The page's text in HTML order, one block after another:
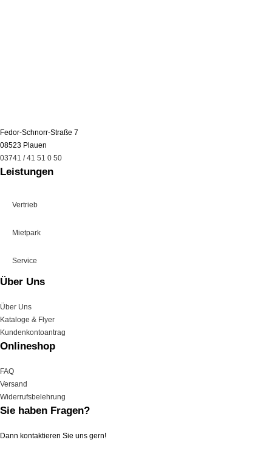
Fedor-Schnorr-Straße 7
08523 Plauen
03741 / 41 51 0 50
Leistungen
Vertrieb
Mietpark
Service
Über Uns
Über Uns
Kataloge & Flyer
Kundenkontoantrag
Onlineshop
FAQ
Versand
Widerrufsbelehrung
Sie haben Fragen?
Dann kontaktieren Sie uns gern!